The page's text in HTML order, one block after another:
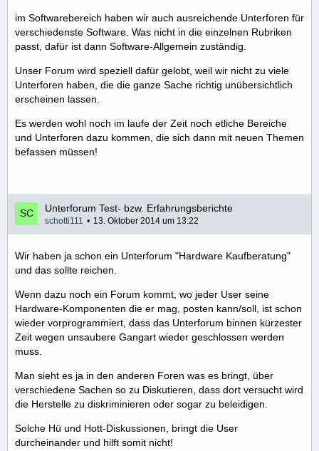
im Softwarebereich haben wir auch ausreichende Unterforen für
verschiedenste Software. Was nicht in die einzelnen Rubriken
passt, dafür ist dann Software-Allgemein zuständig.
Unser Forum wird speziell dafür gelobt, weil wir nicht zu viele
Unterforen haben, die die ganze Sache richtig unübersichtlich
erscheinen lassen.
Es werden wohl noch im laufe der Zeit noch etliche Bereiche
und Unterforen dazu kommen, die sich dann mit neuen Themen
befassen müssen!
Unterforum Test- bzw. Erfahrungsberichte
schotti111 13. Oktober 2014 um 13:22
Wir haben ja schon ein Unterforum "Hardware Kaufberatung"
und das sollte reichen.
Wenn dazu noch ein Forum kommt, wo jeder User seine
Hardware-Komponenten die er mag, posten kann/soll, ist schon
wieder vorprogrammiert, dass das Unterforum binnen kürzester
Zeit wegen unsaubere Gangart wieder geschlossen werden
muss.
Man sieht es ja in den anderen Foren was es bringt, über
verschiedene Sachen so zu Diskutieren, dass dort versucht wird
die Herstelle zu diskriminieren oder sogar zu beleidigen.
Solche Hü und Hott-Diskussionen, bringt die User
durcheinander und hilft somit nicht!